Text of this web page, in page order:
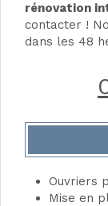
rénovation
contacter !
dans les 48
Ouvriers
Mise en